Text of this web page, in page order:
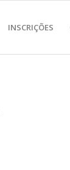
INSCRIÇÕES